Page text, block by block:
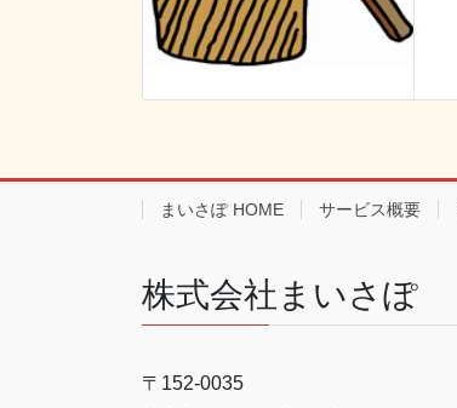
まいさぽ HOME サービス概要
株式会社まいさぽ
〒152-0035